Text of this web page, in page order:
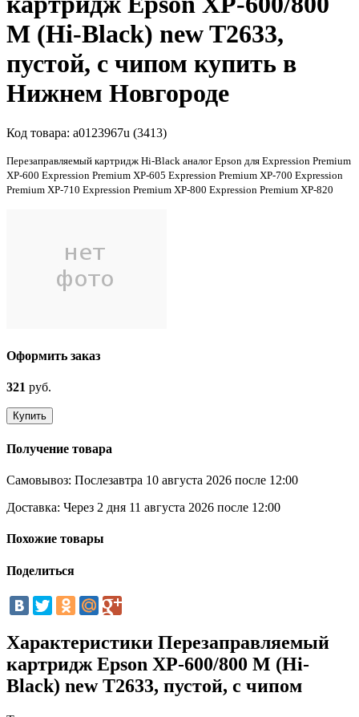
M (Hi-Black) new T2633,
пустой, с чипом купить в
Нижнем Новгороде
Код товара: a0123967u (3413)
Перезаправляемый картридж Hi-Black аналог Epson для Expression Premium
XP-600 Expression Premium XP-605 Expression Premium XP-700 Expression
Premium XP-710 Expression Premium XP-800 Expression Premium XP-820
Оформить заказ
321 руб.
Купить
Получение товара
Самовывоз: Послезавтра 10 августа 2026 после 12:00
Доставка: Через 2 дня 11 августа 2026 после 12:00
Похожие товары
Поделиться
Характеристики Перезаправляемый
картридж Epson XP-600/800 M (Hi-
Black) new T2633, пустой, с чипом